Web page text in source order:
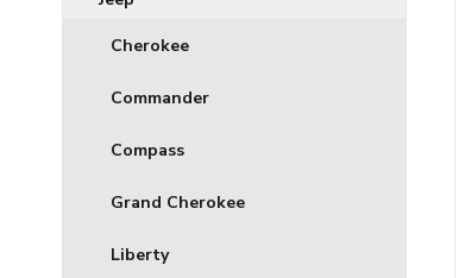
Cherokee
Commander
Compass
Grand Cherokee
Liberty